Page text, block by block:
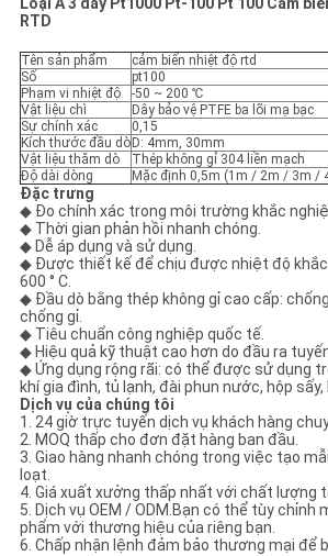
SƠ
ĐỒ
TRANG
WEB
PRIVACY
POLICY
Loại A 3 dây Pt1000 Pt-100 Pt 100 Cảm
RTD
Tên sản phẩm
cảm biến nhiệt độ rtd
Số
pt100
Phạm vi nhiệt độ
-50 ~ 200 ℃
Vật liệu chì
Dây bảo vệ PTFE ba lõi mạ bạc
Sự chính xác
0,15
Kích thước đầu dò D: 4mm, 30mm
Vật liệu thăm dò
Thép không gỉ 304 liền mạch
Độ dài dòng
Mặc định 0,5m (1m / 2m / 3m /
Đặc trưng
◆ Đo chính xác trong môi trường khắc
◆ Thời gian phản hồi nhanh chóng.
◆ Dễ áp dụng và sử dụng.
◆ Được thiết kế để chịu được nhiệt độ
600 ° C.
◆ Đầu dò bằng thép không gỉ cao cấp:
chống gỉ.
◆ Tiêu chuẩn công nghiệp quốc tế.
◆ Hiệu quả kỹ thuật cao hơn do đầu ra
◆ Ứng dụng rộng rãi: có thể được sử dụng
khí gia đình, tủ lạnh, đài phun nước, hộp sấy,
Dịch vụ của chúng tôi
1. 24 giờ trực tuyến dịch vụ khách hàng
2. MOQ thấp cho đơn đặt hàng ban đầu.
3. Giao hàng nhanh chóng trong việc tạo
loạt.
4. Giá xuất xưởng thấp nhất với chất lượng
5. Dịch vụ OEM / ODM.Bạn có thể tùy chỉnh
phẩm với thương hiệu của riêng bạn.
6. Chấp nhận lệnh đảm bảo thương mại để